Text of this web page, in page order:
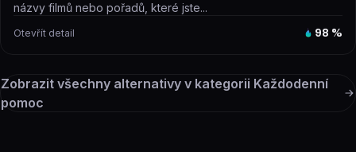
názvy filmů nebo pořadů, které jste...
Otevřít detail 98 %
Zobrazit všechny alternativy v kategorii Každodenní
pomoc